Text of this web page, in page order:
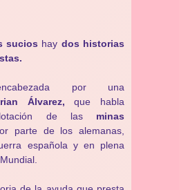
sucios hay dos historias
por una
Álvarez, que habla
de las minas
parte de los alemanas,
española y en plena